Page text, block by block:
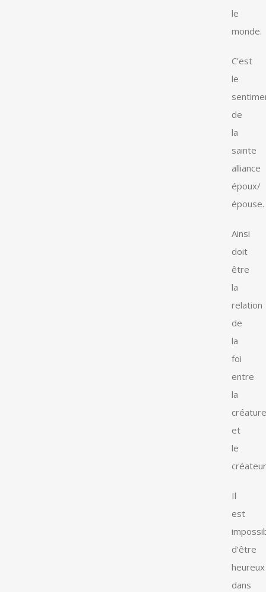
le
monde.
C’est
le
de
la
sainte
alliance
époux/
épouse.
Ainsi
doit
être
la
relation
de
la
foi
entre
la
créature
et
le
Il
est
d’être
heureux
dans